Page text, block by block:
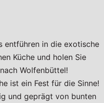
entführen in die exotische
Küche und holen Sie
Wolfenbüttel!
ist ein Fest für die Sinne!
und geprägt von bunten